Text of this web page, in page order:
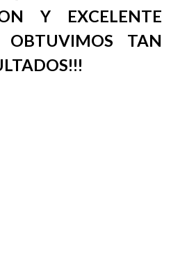
Y EXCELENTE
OBTUVIMOS TAN